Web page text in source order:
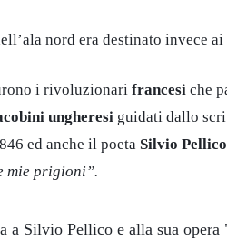
nord era destinato invece ai
i rivoluzionari francesi che
ungheresi guidati dallo
ed anche il poeta Silvio Pellico
mie prigioni”.